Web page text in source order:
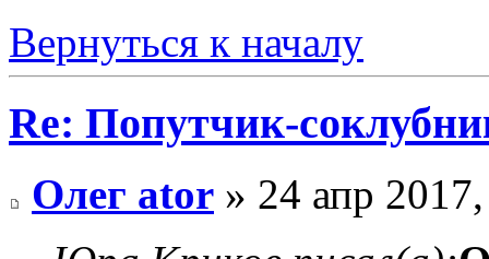
Вернуться к началу
Re: Попутчик-
Олег ator » 24 апр